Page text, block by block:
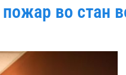
во стан